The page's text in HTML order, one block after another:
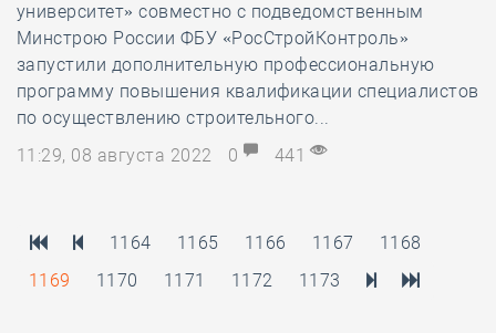
университет» совместно с подведомственным
Минстрою России ФБУ «РосСтройКонтроль»
запустили дополнительную профессиональную
программу повышения квалификации специалистов
по осуществлению строительного...
11:29, 08 августа 2022
0 441
1164 1165 1166 1167
1168
1169
1170 1171 1172 1173